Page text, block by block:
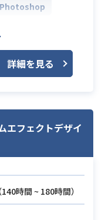
いたエフェクト
ームの開発経験
リティ監修がで
制作において、
中心にその他演
て
いける方を求め
に関してトゥー
。
となりますの
、事前にご認識
詳細を見る
エフェクトデザイ
140時間 ~ 180時間）